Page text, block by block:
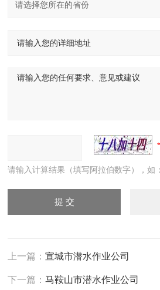
请输入计算结果（填写阿拉伯数字），如
上一篇：宣城市潜水作业公司
下一篇：马鞍山市潜水作业公司